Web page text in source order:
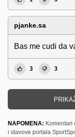
pjanke.sa
Bas me cudi da
3 3
NAPOMENA: Komentari
i stavove portala